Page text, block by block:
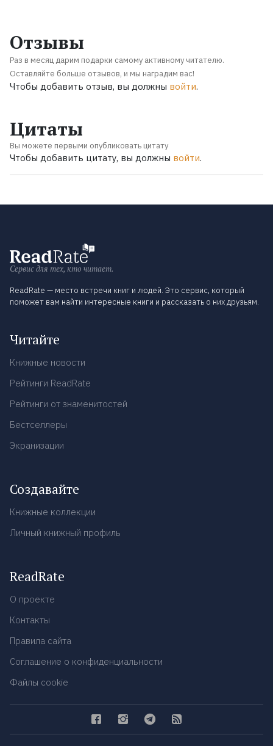
Отзывы
Раз в месяц дарим подарки самому активному читателю.
Оставляйте больше отзывов, и мы наградим вас!
Чтобы добавить отзыв, вы должны войти.
Цитаты
Вы можете первыми опубликовать цитату
Чтобы добавить цитату, вы должны войти.
Сервис для тех, кто читает.
ReadRate — место встречи книг и людей. Это сервис, который
поможет вам найти интересные книги и рассказать о них друзьям.
Читайте
Книжные новости
Рейтинги ReadRate
Рейтинги от знаменитостей
Бестселлеры
Экранизации
Создавайте
Книжные коллекции
Личный книжный профиль
ReadRate
О проекте
Контакты
Правила сайта
Соглашение о конфиденциальности
Файлы cookie